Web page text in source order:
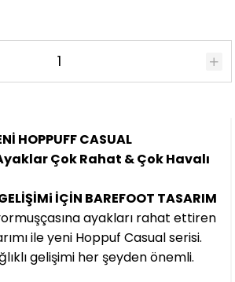
HOPPUFF CASUAL
Çok Rahat & Çok Havalı
İÇİN BAREFOOT TASARIM
ayakları rahat ettiren
ile yeni Hoppuf Casual serisi.
gelişimi her şeyden önemli.